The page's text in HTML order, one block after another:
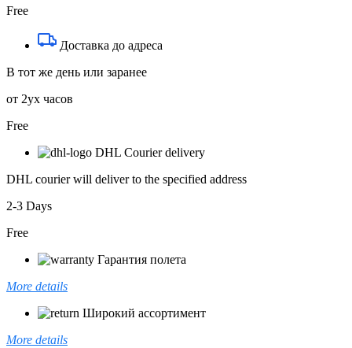
Free
Доставка до адреса
В тот же день или заранее
от 2ух часов
Free
DHL Courier delivery
DHL courier will deliver to the specified address
2-3 Days
Free
Гарантия полета
More details
Широкий ассортимент
More details